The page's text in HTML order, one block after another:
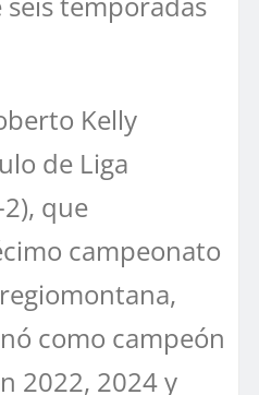
Kelly
de Liga
que
campeonato
como campeón
2022, 2024 y